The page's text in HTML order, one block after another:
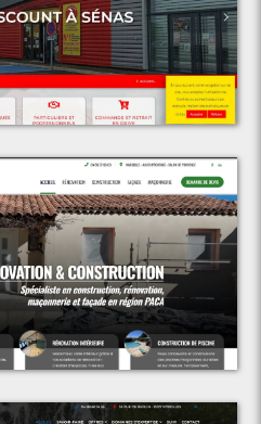
Voir le projet
Espace Discount
Voir le projet
& Construction